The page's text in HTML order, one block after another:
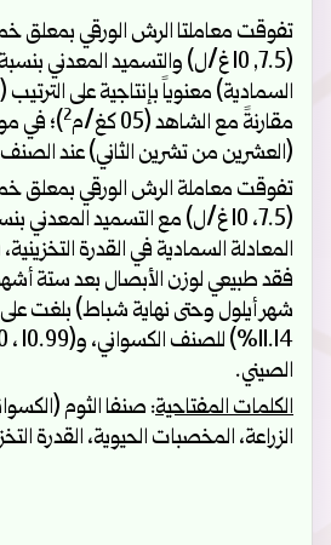
تفوقت معاملتا الرش الورقي بمعلق
السمادية) معنوياً بإنتاجية على الترتيب (2.71، 2.88 كغ/م
مقارنةً مع الشاهد (05 كغ/م
2)؛ في
(العشرين من تشرين الثاني) عند
تفوقت معاملة الرش الورقي بمعلق
المعادلة السمادية في القدرة
فقد طبيعي لوزن الأبصال بعد ستة
الصيني.
الكلمات المفتاحية: صنفا الثوم
الزراعة، المخصبات الحيوية، القدرة